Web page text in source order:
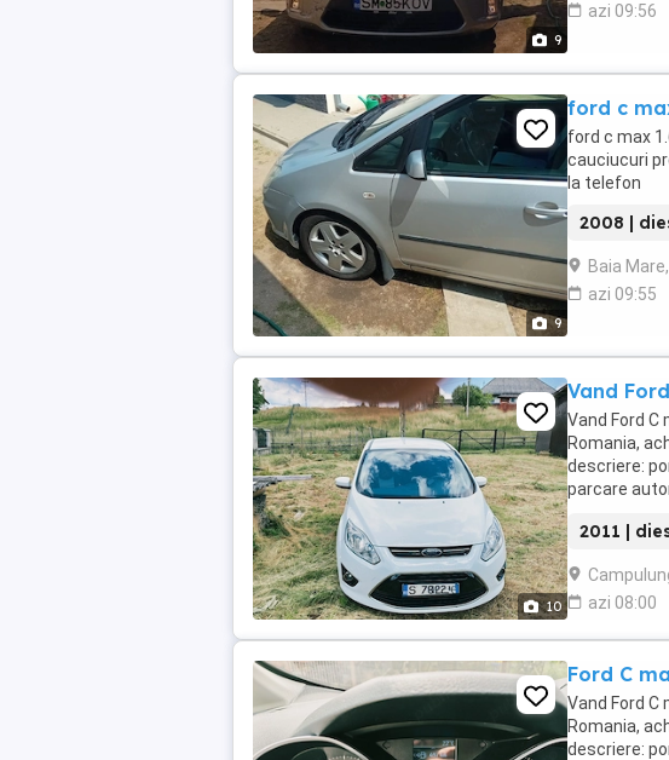
9
azi 09:56
9
ford c
ford c max
cauciucuri
la telefon
2008 |
Baia
azi 09:55
10
Vand
Vand Ford
Romania,
descriere:
parcare
2011 |
azi 08:00
Ford C
Vand Ford
Romania,
descriere: